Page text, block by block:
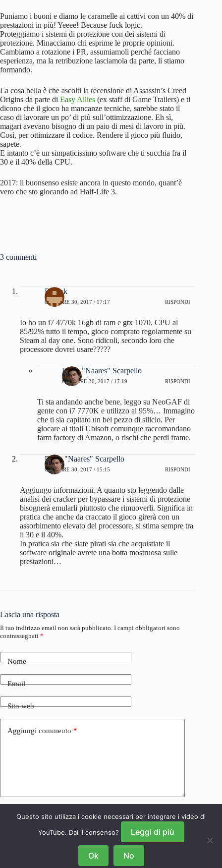
Puniamo i buoni e diamo le caramelle ai cattivi con un 40% di
prestazioni in più! Yeeee! Because fuck logic.
Proteggiamo i sistemi di protezione con dei sistemi di
protezione. Minacciamo chi esprime le proprie opinioni.
Cambiamo a rotazione i PR, assumiamoli perché facciano
esperienza, ma la retribuzione lasciamola da parte, li stiamo
formando.
La cosa bella è che ascolti la recensione di Assassin’s Creed
Origins da parte di Easy Allies (ex staff di Game Trailers) e ti
dicono che il gioco ha mancanze tecniche, sarebbe stato il
caso di lavorare un po’ di più sull’ottimizzazione. Eh sì,
magari avevano bisogno di un paio di mesi di lavoro in più.
Così, per ottimizzare il codice. Rendere il gioco più fluido,
sapete.
E intanto c’è un simpaticissimo software che ti succhia fra il
30 e il 40% della CPU.
2017: il buonsenso esiste ancora in questo mondo, quant’è
vero che sto giocando ad Half-Life 3.
3 commenti
Ritreck
OTTOBRE 30, 2017 / 17:17 RISPONDI
Io ho un i7 4770k 16gb di ram e gtx 1070. CPU al
85/92% tutto il tempo, gioco comprato regolarmente su
Steam al day one. Sono ridicoli, secondo loro che
processore dovrei usare?????
Dario "Naares" Scarpello
OTTOBRE 30, 2017 / 17:19 RISPONDI
Ti sta andando anche bene, leggo su NeoGAF di
gente con i7 7770K e utilizzo al 95%… Immagino
che ti sia capitato un bel pezzo di silicio. Per
giocare ai titoli Ubisoft comunque raccomandano
farm factory di Amazon, o rischi che perdi frame.
Dario "Naares" Scarpello
OTTOBRE 30, 2017 / 15:15 RISPONDI
Aggiungo informazioni. A quanto sto leggendo dalle
analisi dei cracker per bypassare i sistemi di protezione
bisognerà emularli piuttosto che rimuoverli. Significa in
pratica che anche da craccato il gioco girerà con un
assorbimento elevato del processore, si stima sempre tra
il 30 e il 40%.
In pratica sia che siate pirati sia che acquistiate il
software originale avrete una botta mostruosa sulle
prestazioni…
Lascia una risposta
Il tuo indirizzo email non sarà pubblicato. I campi obbligatori sono
contrassegnati *
Nome
Email
Sito web
Aggiungi commento *
Invia commento
Questo sito utilizza i cookie necessari per integrare i video di
YouTube. Dai il consenso?
Leggi di più
Ok No